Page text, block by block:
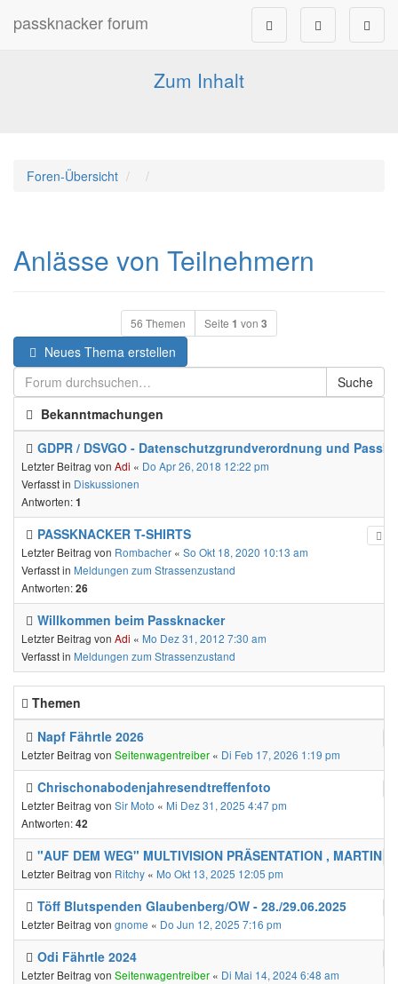
passknacker forum
Forum für alle Pässe- und Tourenfahrer
Zum Inhalt
Foren-Übersicht
Anlässe von Teilnehmern
56 Themen Seite 1 von 3
Neues Thema erstellen
Suche
Bekanntmachungen
GDPR / DSVGO - Datenschutzgrundverordnung und
Letzter Beitrag von Adi « Do Apr 26, 2018 12:22 pm
Verfasst in Diskussionen
Antworten:1
PASSKNACKER T-SHIRTS
Letzter Beitrag von Rombacher « So Okt 18, 2020 10:13 am
Verfasst in Meldungen zum Strassenzustand
Antworten:26
Willkommen beim Passknacker
Letzter Beitrag von Adi « Mo Dez 31, 2012 7:30 am
Verfasst in Meldungen zum Strassenzustand
Themen
Napf Fährtle 2026
Letzter Beitrag von Seitenwagentreiber « Di Feb 17, 2026 1:19 pm
Chrischonabodenjahresendtreffenfoto
Letzter Beitrag von Sir Moto « Mi Dez 31, 2025 4:47 pm
Antworten:42
"AUF DEM WEG" MULTIVISION PRÄSENTATION , MARTIN
Letzter Beitrag von Ritchy « Mo Okt 13, 2025 12:05 pm
Töff Blutspenden Glaubenberg/OW - 28./29.06.2025
Letzter Beitrag von gnome « Do Jun 12, 2025 7:16 pm
Odi Fährtle 2024
Letzter Beitrag von Seitenwagentreiber « Di Mai 14, 2024 6:48 am